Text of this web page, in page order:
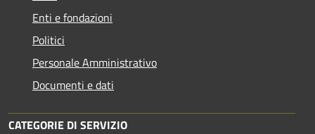
Enti e fondazioni
Politici
Personale Amministrativo
Documenti e dati
CATEGORIE DI SERVIZIO